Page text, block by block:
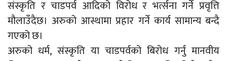
संस्कृति र चाडपर्व आदिको विरोध र भर्त्सना गर्ने प्रवृत्ति
मौलाउँदैछ। अरुको आस्थामा प्रहार गर्ने कार्य सामान्य बन्दै
गएको छ।
अरुको धर्म, संस्कृति या चाडपर्वको बिरोध गर्नु मानवीय